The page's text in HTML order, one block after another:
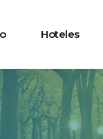
Hoteles